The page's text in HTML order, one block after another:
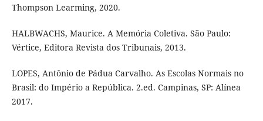
Thompson Learming, 2020.
HALBWACHS, Maurice. A Memória Coletiva. São Paulo:
Vértice, Editora Revista dos Tribunais, 2013.
LOPES, Antônio de Pádua Carvalho. As Escolas Normais no
Brasil: do Império a República. 2.ed. Campinas, SP: Alínea
2017.